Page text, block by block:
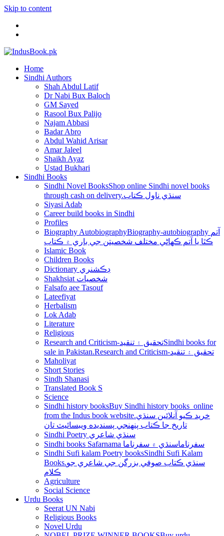
Skip to content
Home
Sindhi Authors
Shah Abdul Latif
Dr Nabi Bux Baloch
GM Sayed
Rasool Bux Palijo
Najam Abbasi
Badar Abro
Abdul Wahid Arisar
Amar Jaleel
Shaikh Ayaz
Ustad Bukhari
Sindhi Books
Sindhi Novel BooksShop online Sindhi novel books
through cash on delivery.سنڌي ناول ڪتاب
Siyasi Adab
Career build books in Sindhi
Profiles
Biography AutobiographyBiography-autobiography آتم
ڪٿا يا آتم ڪھاڻي مختلف شخصيتن جي باري ۾ ڪتاب
Islamic Book
Children Books
Dictionary ڊڪشنري
Shakhsiat شخصيات
Falsafo aee Tasouf
Lateefiyat
Herbalism
Lok Adab
Literature
Religious
Research and Criticism-تحقيق ۽ تنقيدSindhi books for
sale in Pakistan.Research and Criticism-تحقيق ۽ تنقيد
Maholiyat
Short Stories
Sindh Shanasi
Translated Book S
Science
Sindhi history booksBuy Sindhi history books online
from the Indus book website.خريد ڪيو آنلائين سنڌي
تاريخ جا ڪتاب پنھنجي پسنديده ويبسائيٽ تان
Sindhi Poetry سنڌي شاعري
Sindhi books Safarnama سفرناماسنڌي ۾ سفرناما
Sindhi Sufi kalam Poetry booksSindhi Sufi Kalam
Books.سنڌي ڪتاب صوفي بزرگن جي شاعري جو
ڪلام
Agriculture
Social Science
Urdu Books
Seerat UN Nabi
Religious Books
Novel Urdu